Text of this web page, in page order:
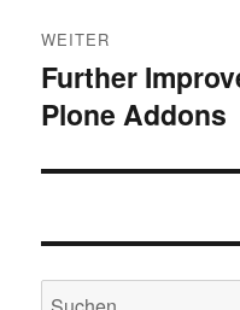
WEITER
Nächster
Beitrag:
Further
Plone Addons
Suchen